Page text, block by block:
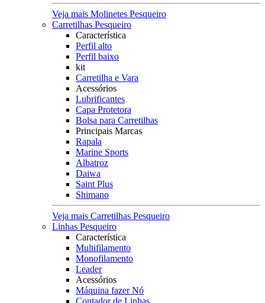
Veja mais Molinetes Pesqueiro
Carretilhas Pesqueiro
Característica
Perfil alto
Perfil baixo
kit
Carretilha e Vara
Acessórios
Lubrificantes
Capa Protetora
Bolsa para Carretilhas
Principais Marcas
Rapala
Marine Sports
Albatroz
Daiwa
Saint Plus
Shimano
Veja mais Carretilhas Pesqueiro
Linhas Pesqueiro
Característica
Multifilamento
Monofilamento
Leader
Acessórios
Máquina fazer Nó
Contador de Linhas